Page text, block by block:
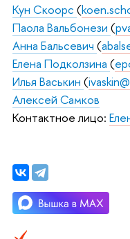
Кун Скоорс (
Паола Вальбонези (
Анна Бальсевич (
Елена Подколзина (
Илья Васькин (
Алексей Самков
Контактное лицо: